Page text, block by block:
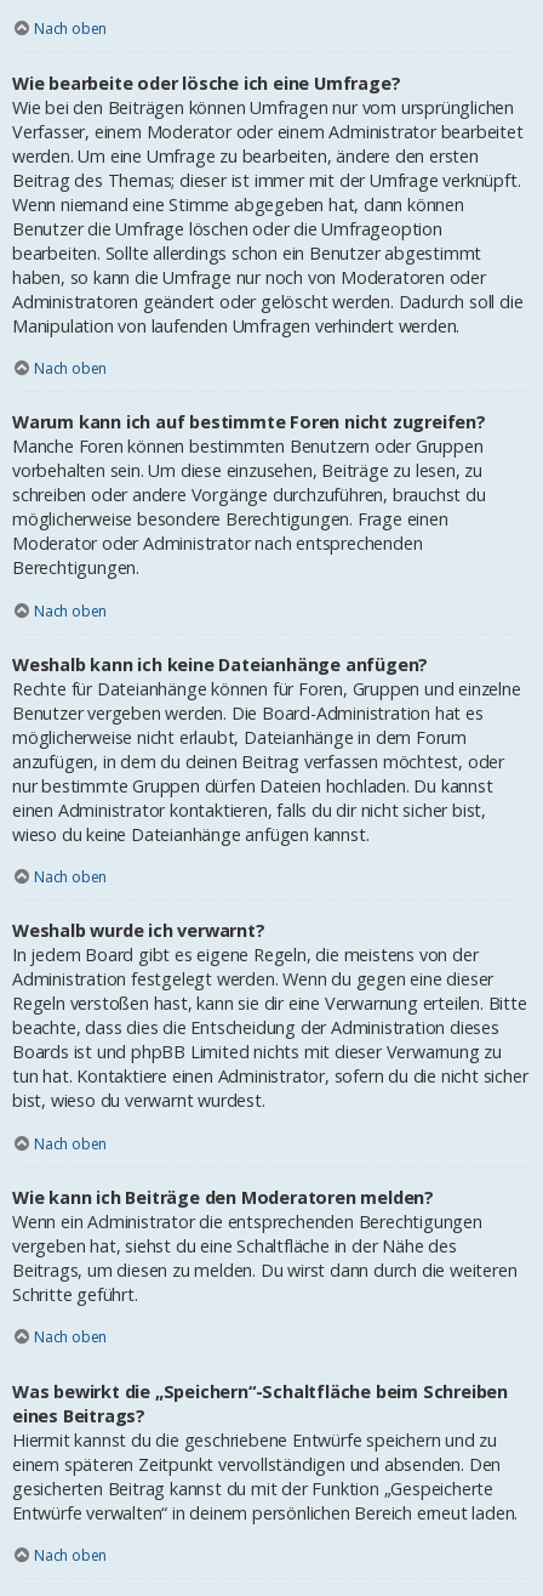
Nach oben
Wie bearbeite oder lösche ich eine Umfrage?
Wie bei den Beiträgen können Umfragen nur vom ursprünglichen
Verfasser, einem Moderator oder einem Administrator bearbeitet
werden. Um eine Umfrage zu bearbeiten, ändere den ersten
Beitrag des Themas; dieser ist immer mit der Umfrage verknüpft.
Wenn niemand eine Stimme abgegeben hat, dann können
Benutzer die Umfrage löschen oder die Umfrageoption
bearbeiten. Sollte allerdings schon ein Benutzer abgestimmt
haben, so kann die Umfrage nur noch von Moderatoren oder
Administratoren geändert oder gelöscht werden. Dadurch soll die
Manipulation von laufenden Umfragen verhindert werden.
Nach oben
Warum kann ich auf bestimmte Foren nicht zugreifen?
Manche Foren können bestimmten Benutzern oder Gruppen
vorbehalten sein. Um diese einzusehen, Beiträge zu lesen, zu
schreiben oder andere Vorgänge durchzuführen, brauchst du
möglicherweise besondere Berechtigungen. Frage einen
Moderator oder Administrator nach entsprechenden
Berechtigungen.
Nach oben
Weshalb kann ich keine Dateianhänge anfügen?
Rechte für Dateianhänge können für Foren, Gruppen und einzelne
Benutzer vergeben werden. Die Board-Administration hat es
möglicherweise nicht erlaubt, Dateianhänge in dem Forum
anzufügen, in dem du deinen Beitrag verfassen möchtest, oder
nur bestimmte Gruppen dürfen Dateien hochladen. Du kannst
einen Administrator kontaktieren, falls du dir nicht sicher bist,
wieso du keine Dateianhänge anfügen kannst.
Nach oben
Weshalb wurde ich verwarnt?
In jedem Board gibt es eigene Regeln, die meistens von der
Administration festgelegt werden. Wenn du gegen eine dieser
Regeln verstoßen hast, kann sie dir eine Verwarnung erteilen. Bitte
beachte, dass dies die Entscheidung der Administration dieses
Boards ist und phpBB Limited nichts mit dieser Verwarnung zu
tun hat. Kontaktiere einen Administrator, sofern du die nicht sicher
bist, wieso du verwarnt wurdest.
Nach oben
Wie kann ich Beiträge den Moderatoren melden?
Wenn ein Administrator die entsprechenden Berechtigungen
vergeben hat, siehst du eine Schaltfläche in der Nähe des
Beitrags, um diesen zu melden. Du wirst dann durch die weiteren
Schritte geführt.
Nach oben
Was bewirkt die „Speichern“-Schaltfläche beim Schreiben
eines Beitrags?
Hiermit kannst du die geschriebene Entwürfe speichern und zu
einem späteren Zeitpunkt vervollständigen und absenden. Den
gesicherten Beitrag kannst du mit der Funktion „Gespeicherte
Entwürfe verwalten“ in deinem persönlichen Bereich erneut laden.
Nach oben